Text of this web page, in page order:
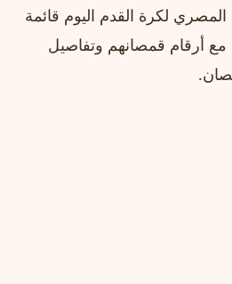
لكرة القدم اليوم قائمة
المشارك، مع أرقام قمصانهم وتفاصيل